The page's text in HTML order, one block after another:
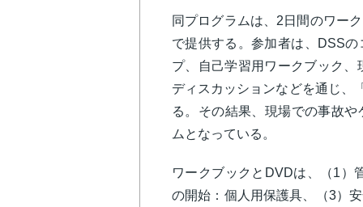
同プログラムは、2日間のワー
で提供する。参加者は、DSS
プ、自己学習用ワークブック
ディスカッションなどを通じ、
る。その結果、現場での事故
ムとなっている。
ワークブックとDVDは、（1）
の開始：個人用保護具、（3）